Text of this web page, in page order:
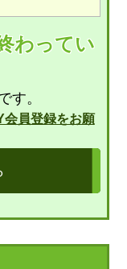
わってい
す。
会員登録をお願